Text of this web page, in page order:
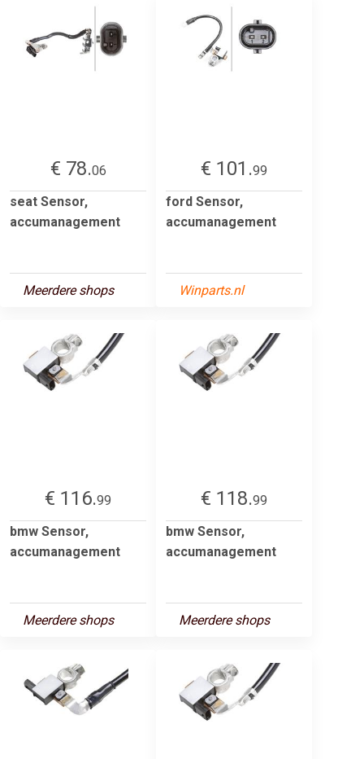
€ 78.06
seat Sensor,
accumanagement
Meerdere shops
€ 101.99
ford Sensor,
accumanagement
Winparts.nl
€ 116.99
bmw Sensor,
accumanagement
Meerdere shops
€ 118.99
bmw Sensor,
accumanagement
Meerdere shops